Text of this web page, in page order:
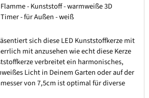
- Kunststoff - warmweiße 3D
- für Außen - weiß
sich diese LED Kunststoffkerze mit
mit anzusehen wie echt diese Kerze
verbreitet ein harmonisches,
Licht in Deinem Garten oder auf der
von 7,5cm ist optimal für diverse